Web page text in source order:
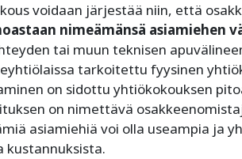
voidaan järjestää niin, että
nimeämänsä asiamiehen
tai muun teknisen
tarkoitettu fyysinen
on sidottu yhtiökokouksen
on nimettävä
asiamiehiä voi olla useampia ja
kustannuksista.